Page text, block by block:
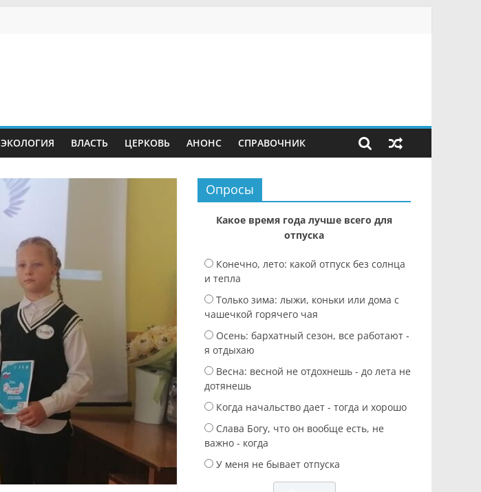
ЭКОЛОГИЯ ВЛАСТЬ ЦЕРКОВЬ АНОНС СПРАВОЧНИК
Опросы
Какое время года лучше всего для
отпуска
Конечно, лето: какой отпуск без солнца
и тепла
Только зима: лыжи, коньки или дома с
чашечкой горячего чая
Осень: бархатный сезон, все работают -
я отдыхаю
Весна: весной не отдохнешь - до лета не
дотянешь
Когда начальство дает - тогда и хорошо
Слава Богу, что он вообще есть, не
важно - когда
У меня не бывает отпуска